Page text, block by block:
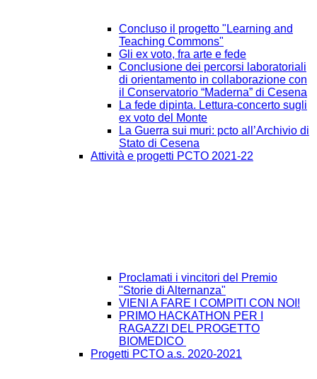
Concluso il progetto "Learning and
Teaching Commons"
Gli ex voto, fra arte e fede
Conclusione dei percorsi laboratoriali
di orientamento in collaborazione con
il Conservatorio “Maderna” di Cesena
La fede dipinta. Lettura-concerto sugli
ex voto del Monte
La Guerra sui muri: pcto all’Archivio di
Stato di Cesena
Attività e progetti PCTO 2021-22
Proclamati i vincitori del Premio
"Storie di Alternanza"
VIENI A FARE I COMPITI CON NOI!
PRIMO HACKATHON PER I
RAGAZZI DEL PROGETTO
BIOMEDICO
Progetti PCTO a.s. 2020-2021